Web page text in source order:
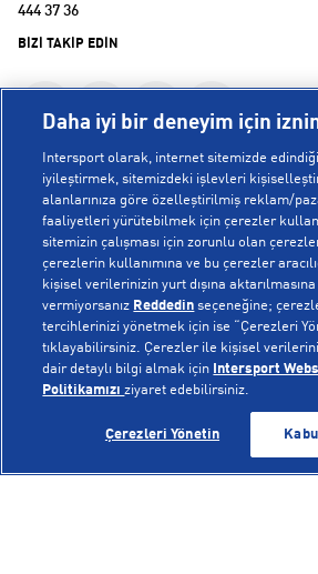
GELİNCE HABER VER
GELİNCE HABER VER
444 37 36
BİZİ TAKİP EDİN
KURUMSAL
Hakkımızda
Mağazalarımız
Bilgi Toplumu Hizmetleri
Gizlilik Politikası
İşlem Rehberi
Kampanyalar
YARDIM
Sipariş Takibi
İptal & İade
Sıkça Sorulan Sorular
Yetkili Servis Listesi
POPÜLER KOLEKSİYONLAR
Voleybol Milli Takım Formaları
New Balance 408
Daha iyi bir deneyim için
Intersport olarak, internet sitemizde
iyileştirmek, sitemizdeki işlevleri
alanlarınıza göre özelleştirilmiş reklam/
faaliyetleri yürütebilmek için çerezler
sitemizin çalışması için zorunlu olan
çerezlerin kullanımına ve bu çerezler
kişisel verilerinizin yurt dışına
vermiyorsanız Reddedin seçeneğine;
tercihlerinizi yönetmek için ise “Çerezleri
tıklayabilirsiniz. Çerezler ile kişisel
dair detaylı bilgi almak için
Intersport
Politikamızıziyaret edebilirsiniz.
Çerezleri Yönetin